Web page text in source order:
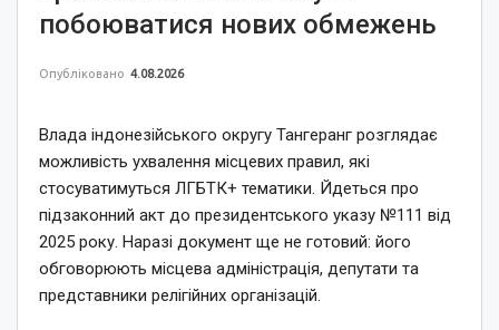
побоюватися нових обмежень
Опубліковано 4.08.2026
Влада індонезійського округу Тангеранг розглядає
можливість ухвалення місцевих правил, які
стосуватимуться ЛГБТК+ тематики. Йдеться про
підзаконний акт до президентського указу №111 від
2025 року. Наразі документ ще не готовий: його
обговорюють місцева адміністрація, депутати та
представники релігійних організацій.